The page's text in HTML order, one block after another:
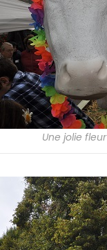
Une jolie